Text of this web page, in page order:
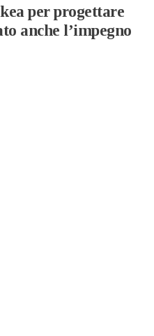
per progettare
anche l’impegno